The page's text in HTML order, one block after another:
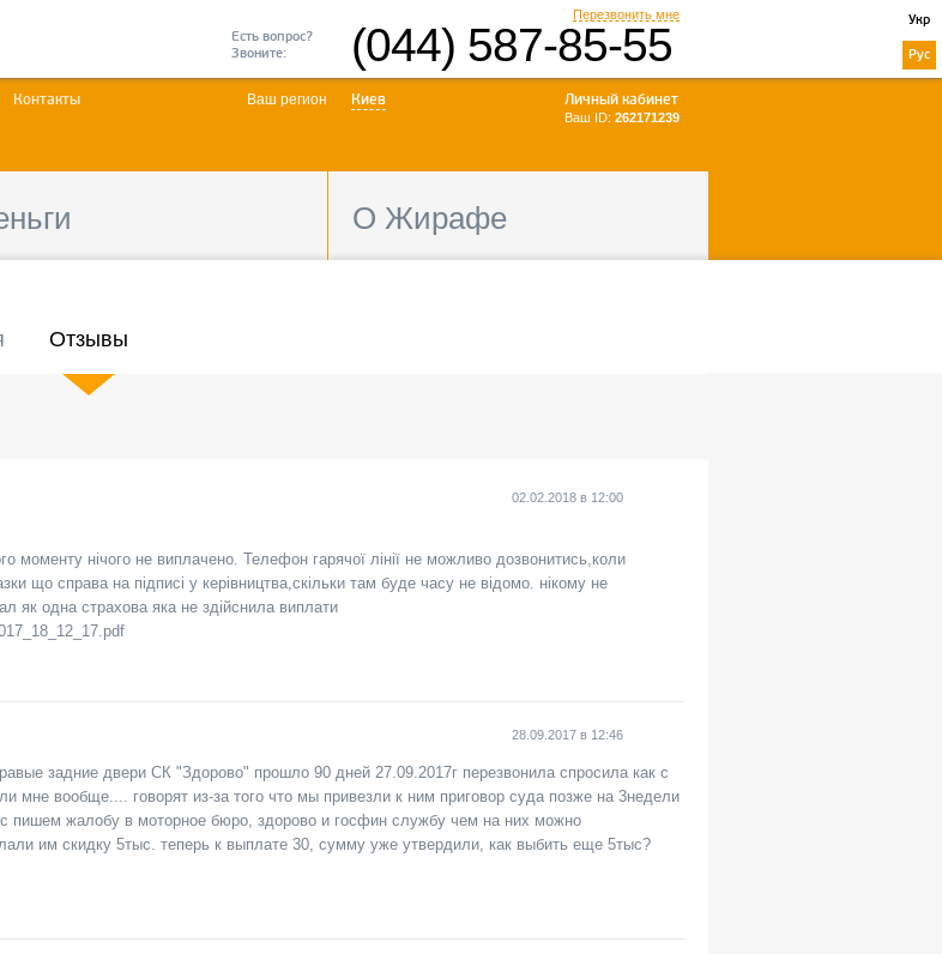
Перезвонить мне
(044) 587-85-55
Есть вопрос?
Звоните:
Контакты
Личный кабинет
Ваш ID: 262171239
Ваш регион Киев
Укр
Рус
О Жирафе
Отзывы
02.02.2018 в 12:00
моменту нічого не виплачено. Телефон гарячої лінії не можливо дозвонитись,коли
що справа на підписі у керівництва,скільки там буде часу не відомо. нікому не
як одна страхова яка не здійснила виплати
28.09.2017 в 12:46
задние двери СК "Здорово" прошло 90 дней 27.09.2017г перезвонила спросила как с
мне вообще.... говорят из-за того что мы привезли к ним приговор суда позже на 3недели
пишем жалобу в моторное бюро, здорово и госфин службу чем на них можно
им скидку 5тыс. теперь к выплате 30, сумму уже утвердили, как выбить еще 5тыс?